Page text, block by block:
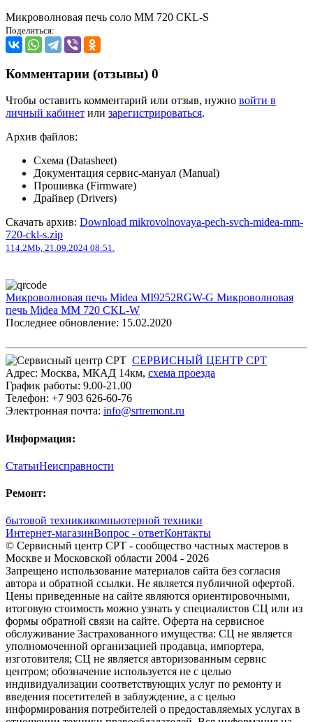
Микроволновая печь соло MM 720 CKL-S
Поделиться:
Комментарии (отзывы) 0
Чтобы оставить комментарий или отзыв, нужно войти в
личный кабинет или зарегистрироваться.
Архив файлов:
Схема (Datasheet)
Документация сервис-мануал (Manual)
Прошивка (Firmware)
Драйвер (Drivers)
Скачать архив: Download mikrovolnovaya-pech-svch-midea-mm-
720-ckl-s.zip
114.2Mb, 21.09.2024 08:51.
Микроволновая печь Midea MI9252RGW-G Микроволновая
печь Midea MM 720 CKL-W
Последнее обновление: 15.02.2020
СЕРВИСНЫЙ ЦЕНТР СРТ
Адрес: Москва, МКАД 14км, cхема проезда
График работы: 9.00-21.00
Телефон: +7 903 626-60-76
Электронная почта: info@srtremont.ru
Информация:
СтатьиНеисправности
Ремонт:
бытовой техникикомпьютерной техники
Интернет-магазинВопрос - ответКонтакты
© Сервисный центр СРТ - сообщество частных мастеров в
Москве и Московской области 2004 - 2026
Запрещено использование материалов сайта без согласия
автора и обратной ссылки. Не является публичной офертой.
Цены приведенные на сайте являются ориентировочными,
итоговую стоимость можно узнать у специалистов СЦ или из
формы обратной связи на сайте. Оферта на сервисное
обслуживание Застрахованного имущества: СЦ не является
уполномоченной организацией продавца, импортера,
изготовителя; СЦ не является авторизованным сервис
центром; обозначение используется не с целью
индивидуализации соответствующих услуг по ремонту и
введения посетителей в заблуждение, а с целью
информирования потребителей о предоставляемых услугах в